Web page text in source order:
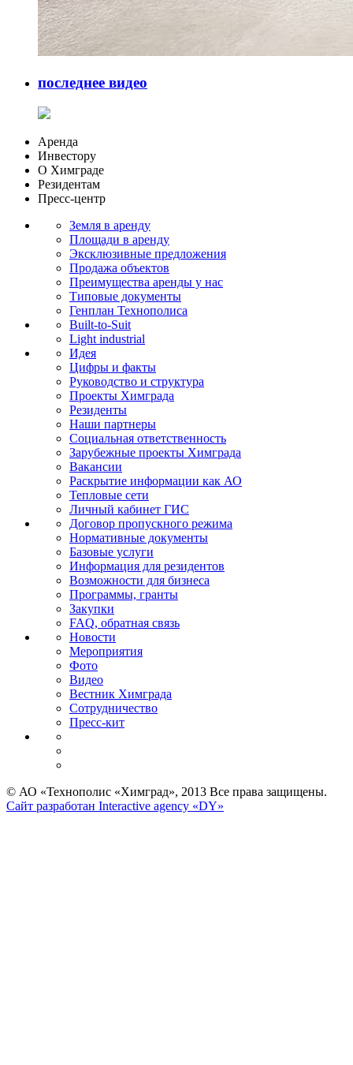
последнее видео
Аренда
Инвестору
О Химграде
Резидентам
Пресс-центр
Земля в аренду
Площади в аренду
Эксклюзивные предложения
Продажа объектов
Преимущества аренды у нас
Типовые документы
Генплан Технополиса
Built-to-Suit
Light industrial
Идея
Цифры и факты
Руководство и структура
Проекты Химграда
Резиденты
Наши партнеры
Социальная ответственность
Зарубежные проекты Химграда
Вакансии
Раскрытие информации как АО
Тепловые сети
Личный кабинет ГИС
Договор пропускного режима
Нормативные документы
Базовые услуги
Информация для резидентов
Возможности для бизнеса
Программы, гранты
Закупки
FAQ, обратная связь
Новости
Мероприятия
Фото
Видео
Вестник Химграда
Сотрудничество
Пресс-кит
© АО «Технополис «Химград», 2013 Все права защищены.
Сайт разработан Interactive agency «DY»